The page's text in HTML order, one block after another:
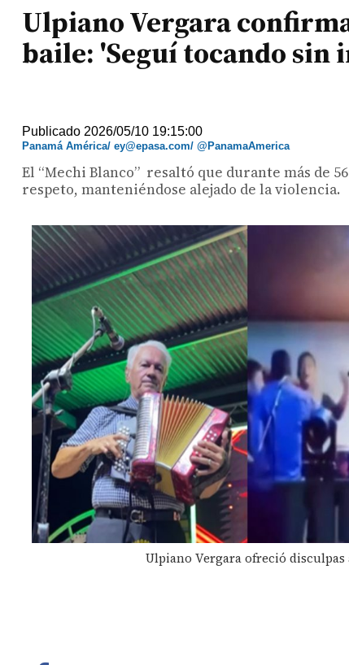
Ulpiano Vergara
baile: 'Seguí tocando sin
Publicado 2026/05/10 19:15:00
Panamá América/ ey@epasa.com/ @PanamaAmerica
El “Mechi Blanco” resaltó que durante más de
respeto, manteniéndose alejado de la violencia.
Ulpiano Vergara ofreció disculpas